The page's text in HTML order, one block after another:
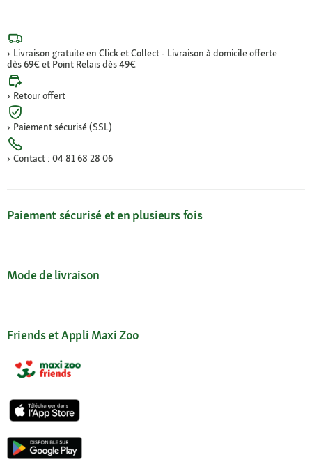
Livraison gratuite en Click et Collect - Livraison à domicile offerte
dès 69€ et Point Relais dès 49€
Retour offert
Paiement sécurisé (SSL)
Contact : 04 81 68 28 06
Paiement sécurisé et en plusieurs fois
Mode de livraison
Friends et Appli Maxi Zoo